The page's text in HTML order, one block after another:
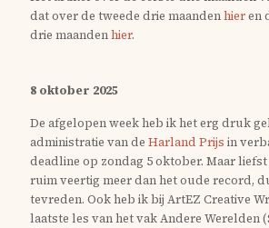
dat over de tweede drie maandenhieren
drie maandenhier.
8 oktober 2025
De afgelopen week heb ik het erg druk
administratie van de Harland Prijs in
deadline op zondag 5 oktober. Maar liefst
ruim veertig meer dan het oude record,
tevreden. Ook heb ik bij ArtEZ Creative
laatste les van het vak Andere Werelden